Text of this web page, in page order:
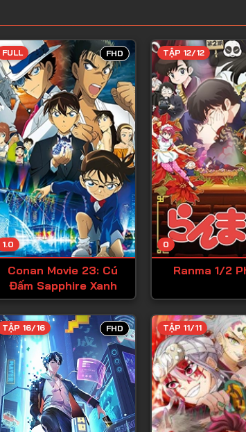
FHD
1.0
FULL
Conan Movie 23: Cú
Đấm Sapphire Xanh
0
TẬP 12/12
Ranma 1/2
FHD
TẬP 16/16 TẬP 11/11